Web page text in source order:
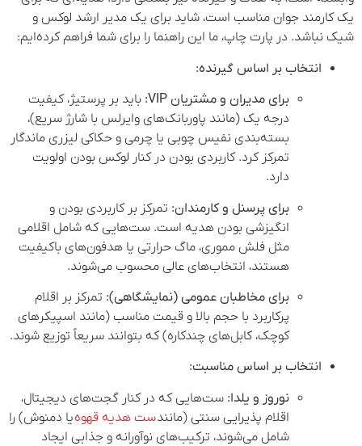
یک کارمند جوان مناسب است، شاید برای یک مدیر ارشد لوکس و
شیک نباشد. در پارت چاپ، ما این راهنما را برای شما فراهم کرده‌ایم:
انتخاب بر اساس گیرنده:
برای مدیران و مشتریان VIP:
باید بر پرستیژ، کیفیت
درجه یک (مانند پاوربانک‌های وایرلس با شارژ سریع)،
بسته‌بندی نفیس چوبی یا چرمی و حکاکی لیزری ماندگار
تمرکز کرد. کاربردی بودن در کنار لوکس بودن اولویت
دارد.
برای پرسنل و کارمندان: تمرکز بر کاربردی بودن و
انگیزشی بودن هدیه است. ست‌هایی که شامل اقلامی
مثل فلش مموری، ماگ حرارتی یا هدفون‌های باکیفیت
هستند، انتخاب‌های عالی محسوب می‌شوند.
برای مخاطبان عمومی (نمایشگاهی): تمرکز بر اقلام
پرکاربرد با حجم بالا و قیمت مناسب (مانند اسپیکرهای
کوچک، کابل‌های چندکاره) که بتوانند سریعاً توزیع شوند.
انتخاب بر اساس مناسبت:
نوروز و یلدا: ست‌هایی که در کنار گجت‌های دیجیتال،
اقلام پذیرایی سنتی (مانندست هدیه قهوهیا دمنوش) را
شامل می‌شوند، ترکیب‌های نوآورانه و جذابی ایجاد